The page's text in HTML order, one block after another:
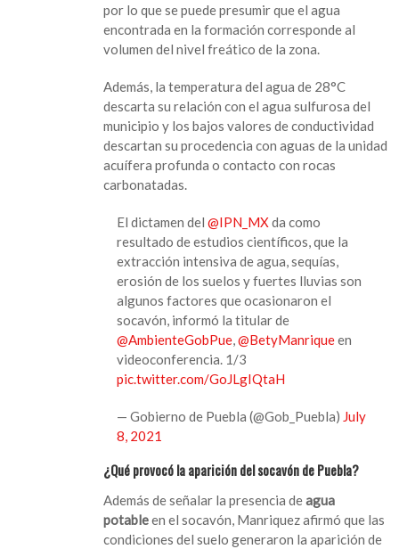
por lo que se puede presumir que el agua
encontrada en la formación corresponde al
volumen del nivel freático de la zona.
Además, la temperatura del agua de 28°C
descarta su relación con el agua sulfurosa del
municipio y los bajos valores de conductividad
descartan su procedencia con aguas de la unidad
acuífera profunda o contacto con rocas
carbonatadas.
El dictamen del@IPN_MXda como
resultado de estudios científicos, que la
extracción intensiva de agua, sequías,
erosión de los suelos y fuertes lluvias son
algunos factores que ocasionaron el
socavón, informó la titular de
@AmbienteGobPue,@BetyManriqueen
videoconferencia. 1/3
pic.twitter.com/GoJLgIQtaH
— Gobierno de Puebla (@Gob_Puebla) July
8, 2021
¿Qué provocó la aparición del socavón de Puebla?
Además de señalar la presencia deagua
potableen el socavón, Manriquez afirmó que las
condiciones del suelo generaron la aparición de